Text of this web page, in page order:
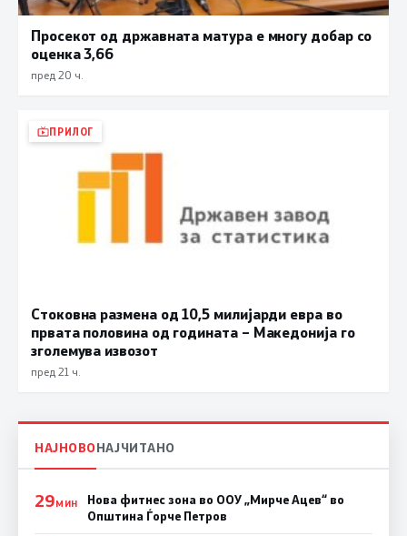
Просекот од државната матура е многу добар со
оценка 3,66
пред 20 ч.
ПРИЛОГ
Стоковна размена од 10,5 милијарди евра во
првата половина од годината – Македонија го
зголемува извозот
пред 21 ч.
НАЈНОВОНАЈЧИТАНО
29МИН
Нова фитнес зона во ООУ „Мирче Ацев“ во
Општина Ѓорче Петров